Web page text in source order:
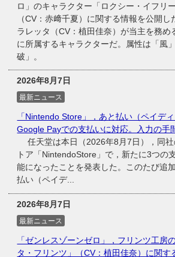
ロ」のキャラクター「ロクシー・イフリ
（CV：赤﨑千夏）に関する情報を公開し
ラレッタ（CV：植田佳奈）が当主を務め
に所属するキャラクターだ。属性は「風
破」。
2026年8月7日
最新ニュース
「Nintendo Store」，あと払い（ペイデ
Google Payでの支払いに対応。入力の手
任天堂は本日（2026年8月7日），同社
トア「NintendoStore」で，新たに3つの
能になったことを発表した。このたび追
払い（ペイデ...
2026年8月7日
最新ニュース
「ゼンレスゾーンゼロ」，フリンツ工房
タ・フリンツ」（CV：植田佳奈）に関す